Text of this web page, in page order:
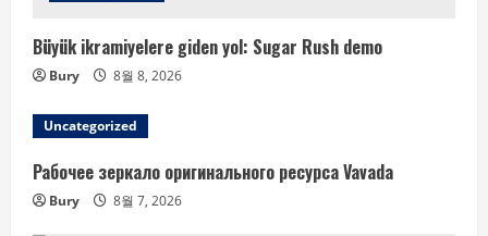
Büyük ikramiyelere giden yol: Sugar Rush demo
Bury 8월 8, 2026
Uncategorized
Рабочее зеркало оригинального ресурса Vavada
Bury 8월 7, 2026